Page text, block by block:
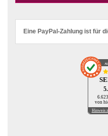
Eine PayPal-Zahlung ist für
von
Hinweis